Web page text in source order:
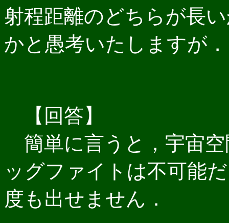
射程距離のどちらが長
かと愚考いたしますが．
【回答】
簡単に言うと，宇宙
ッグファイトは不可能
度も出せません．